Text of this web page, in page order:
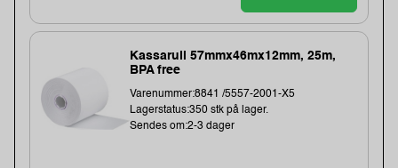
Kassarull 57mmx46mx12mm, 25m,
BPA free
Varenummer:8841 /5557-2001-X5
Lagerstatus:350 stk på lager.
Sendes om:2-3 dager